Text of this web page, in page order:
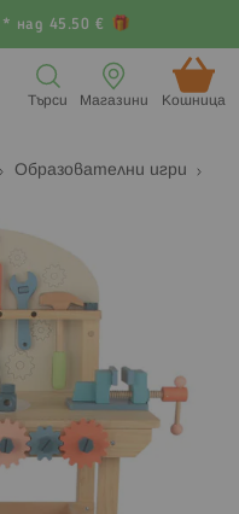
над 45.50 €
Кошница (
Магазини
Търси
Образователни игри